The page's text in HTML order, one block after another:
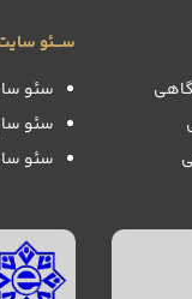
ســـئو
سئو
سئو
سئو